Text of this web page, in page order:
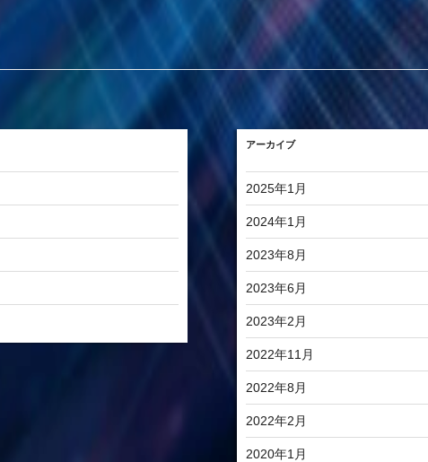
アーカイブ
2025年1月
2024年1月
2023年8月
2023年6月
2023年2月
2022年11月
2022年8月
2022年2月
2020年1月